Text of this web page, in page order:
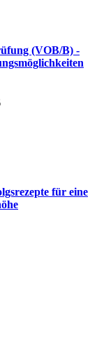
(VOB/B) -
für eine